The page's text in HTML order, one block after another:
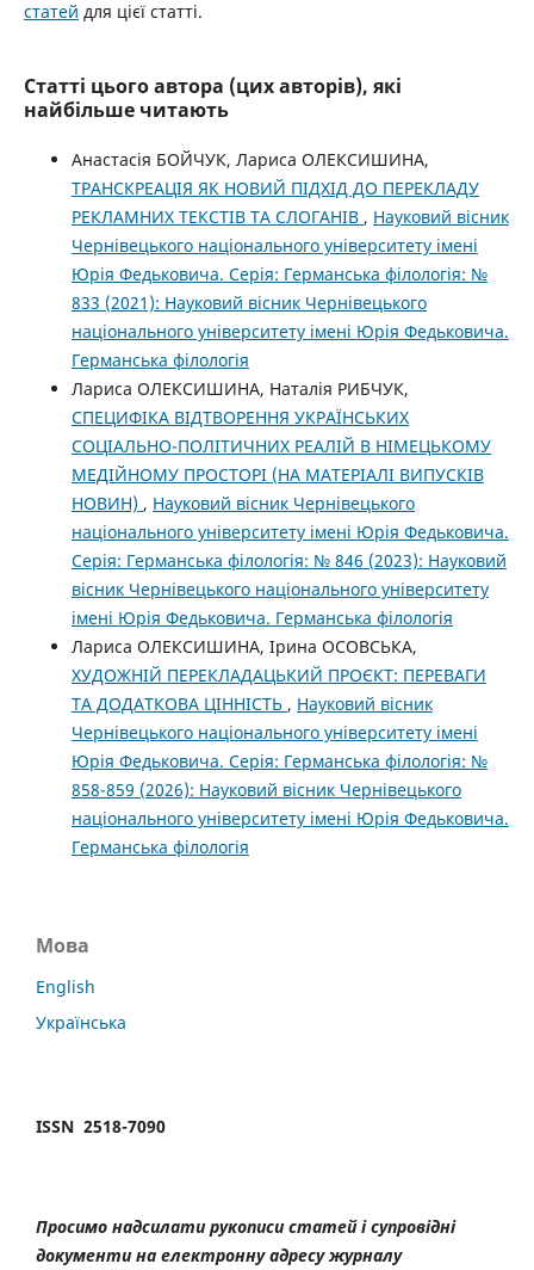
статей для цієї статті.
Статті цього автора (цих авторів), які
найбільше читають
Анастасія БОЙЧУК, Лариса ОЛЕКСИШИНА,
ТРАНСКРЕАЦІЯ ЯК НОВИЙ ПІДХІД ДО ПЕРЕКЛАДУ
РЕКЛАМНИХ ТЕКСТІВ ТА СЛОГАНІВ , Науковий вісник
Чернівецького національного університету імені
Юрія Федьковича. Серія: Германська філологія: №
833 (2021): Науковий вісник Чернівецького
національного університету імені Юрія Федьковича.
Германська філологія
Лариса ОЛЕКСИШИНА, Наталія РИБЧУК,
СПЕЦИФІКА ВІДТВОРЕННЯ УКРАЇНСЬКИХ
СОЦІАЛЬНО-ПОЛІТИЧНИХ РЕАЛІЙ В НІМЕЦЬКОМУ
МЕДІЙНОМУ ПРОСТОРІ (НА МАТЕРІАЛІ ВИПУСКІВ
НОВИН) , Науковий вісник Чернівецького
національного університету імені Юрія Федьковича.
Серія: Германська філологія: № 846 (2023): Науковий
вісник Чернівецького національного університету
імені Юрія Федьковича. Германська філологія
Лариса ОЛЕКСИШИНА, Ірина ОСОВСЬКА,
ХУДОЖНІЙ ПЕРЕКЛАДАЦЬКИЙ ПРОЄКТ: ПЕРЕВАГИ
ТА ДОДАТКОВА ЦІННІСТЬ , Науковий вісник
Чернівецького національного університету імені
Юрія Федьковича. Серія: Германська філологія: №
858-859 (2026): Науковий вісник Чернівецького
національного університету імені Юрія Федьковича.
Германська філологія
Мова
English
Українська
ISSN 2518-7090
Просимо надсилати рукописи статей і супровідні
документи на електронну адресу журналу